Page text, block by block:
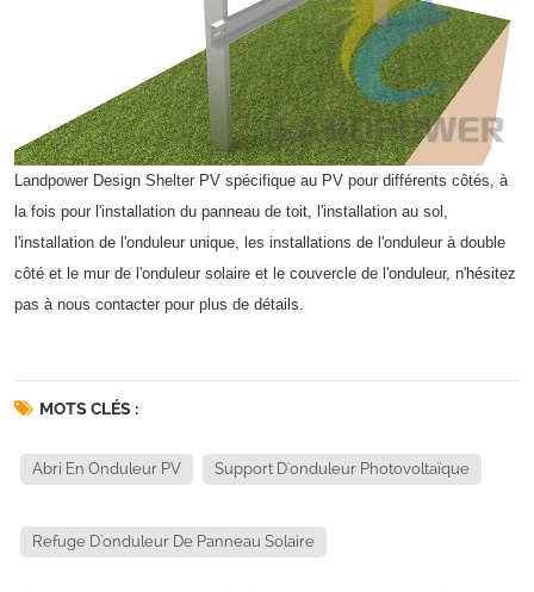
Landpower Design Shelter PV spécifique au PV pour différents côtés, à
la fois pour l'installation du panneau de toit, l'installation au sol,
l'installation de l'onduleur unique, les installations de l'onduleur à double
côté et le mur de l'onduleur solaire et le couvercle de l'onduleur, n'hésitez
pas à nous contacter pour plus de détails.
MOTS CLÉS :
Abri En Onduleur PV Support D'onduleur Photovoltaïque
Refuge D'onduleur De Panneau Solaire